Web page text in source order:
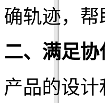
确轨迹，
二、满足协
产品的设